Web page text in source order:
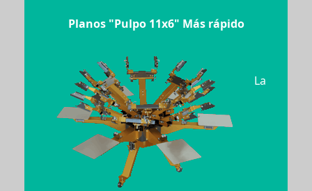
Planos "Pulpo 11x6" Más rápido
La